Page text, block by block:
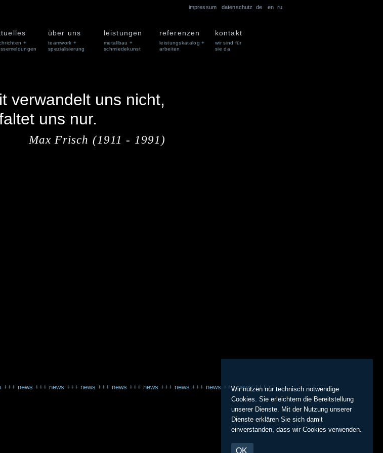
ru
de en
impressum datenschutz
+
über uns
teamwork +
spezialisierung
leistungen
metallbau +
schmiedekunst
referenzen
leistungskatalog +
arbeiten
kontakt
wir sind für
sie da
verwandelt uns nicht,
uns nur.
Max Frisch (1911 - 1991)
+++ news +++ news +++ news +++ news +++ news +++ news +++ news +++news+++news+++news+++news
Wir nutzen nur technisch notwendige
Cookies. Sie erleichtern die Bereitstellung
unserer Dienste. Mit der Nutzung unserer
Dienste erklären Sie sich damit
einverstanden, dass wir Cookies verwenden.
OK